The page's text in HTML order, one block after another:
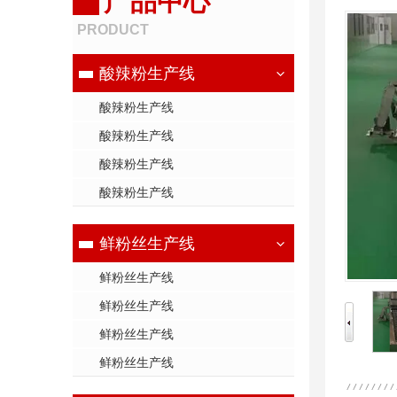
PRODUCT
酸辣粉生产线
酸辣粉生产线
酸辣粉生产线
酸辣粉生产线
酸辣粉生产线
鲜粉丝生产线
鲜粉丝生产线
鲜粉丝生产线
鲜粉丝生产线
鲜粉丝生产线